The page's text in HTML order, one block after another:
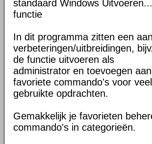
standaard Windows Uitvoeren...
functie
In dit programma zitten een
verbeteringen/uitbreidingen, bijv.
de functie uitvoeren als
administrator en toevoegen aan
favoriete commando's voor veel
gebruikte opdrachten.
Gemakkelijk je favorieten
commando's in categorieën.